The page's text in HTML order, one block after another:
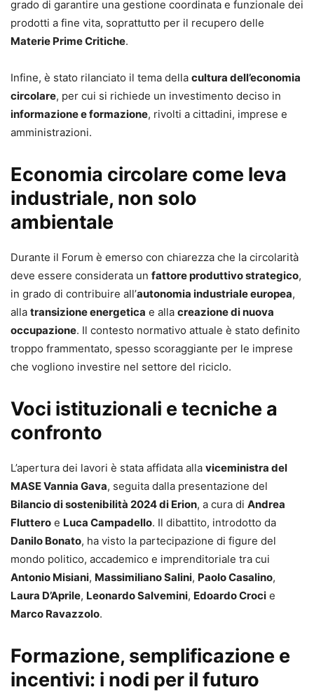
grado di garantire una gestione coordinata e funzionale dei
prodotti a fine vita, soprattutto per il recupero delle
Materie Prime Critiche.
Infine, è stato rilanciato il tema della cultura dell’economia
circolare, per cui si richiede un investimento deciso in
informazione e formazione, rivolti a cittadini, imprese e
amministrazioni.
Economia circolare come leva
industriale, non solo
ambientale
Durante il Forum è emerso con chiarezza che la circolarità
deve essere considerata un fattore produttivo strategico,
in grado di contribuire all’autonomia industriale europea,
alla transizione energetica e alla creazione di nuova
occupazione. Il contesto normativo attuale è stato definito
troppo frammentato, spesso scoraggiante per le imprese
che vogliono investire nel settore del riciclo.
Voci istituzionali e tecniche a
confronto
L’apertura dei lavori è stata affidata alla viceministra del
MASE Vannia Gava, seguita dalla presentazione del
Bilancio di sostenibilità 2024 di Erion, a cura di Andrea
Fluttero e Luca Campadello. Il dibattito, introdotto da
Danilo Bonato, ha visto la partecipazione di figure del
mondo politico, accademico e imprenditoriale tra cui
Antonio Misiani, Massimiliano Salini, Paolo Casalino,
Laura D’Aprile, Leonardo Salvemini, Edoardo Croci e
Marco Ravazzolo.
Formazione, semplificazione e
incentivi: i nodi per il futuro